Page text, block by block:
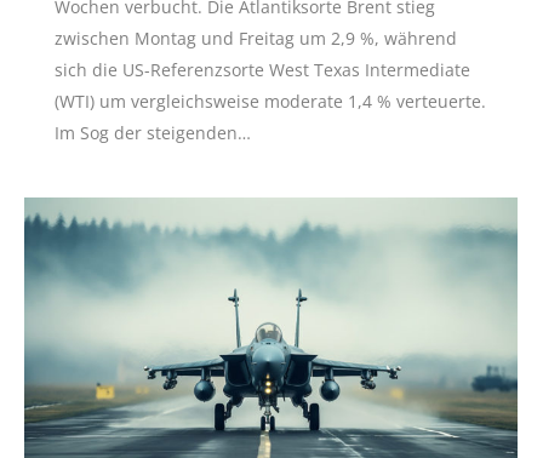
Wochen verbucht. Die Atlantiksorte Brent stieg
zwischen Montag und Freitag um 2,9 %, während
sich die US-Referenzsorte West Texas Intermediate
(WTI) um vergleichsweise moderate 1,4 % verteuerte.
Im Sog der steigenden…